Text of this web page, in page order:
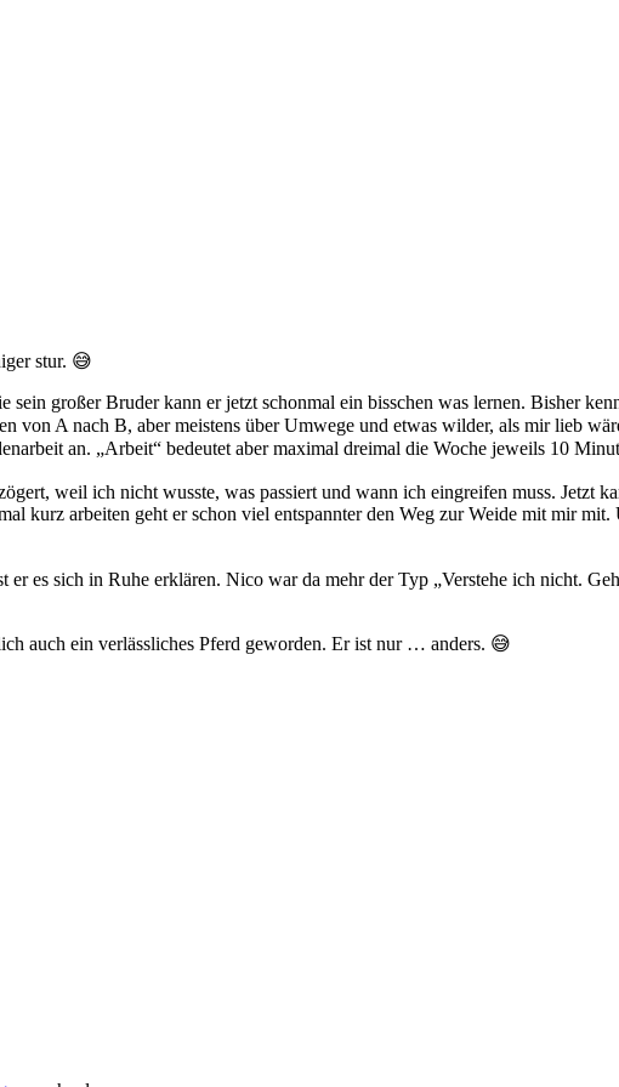
stur. 😅
großer Bruder kann er jetzt schonmal ein bisschen was lernen. Bisher
von A nach B, aber meistens über Umwege und etwas wilder, als mir lieb
an. „Arbeit“ bedeutet aber maximal dreimal die Woche jeweils 10
weil ich nicht wusste, was passiert und wann ich eingreifen muss. Jetzt
kurz arbeiten geht er schon viel entspannter den Weg zur Weide mit mir
er es sich in Ruhe erklären. Nico war da mehr der Typ „Verstehe ich nicht.
auch ein verlässliches Pferd geworden. Er ist nur … anders. 😅